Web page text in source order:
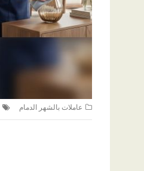
عاملات بالشهر الدمام